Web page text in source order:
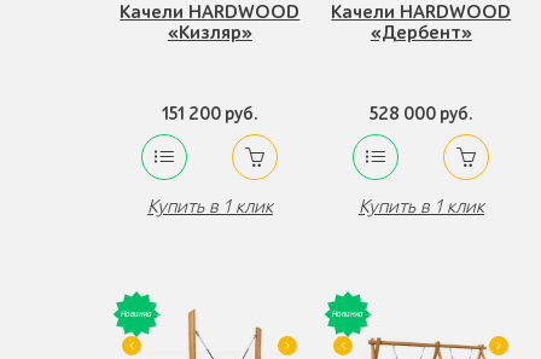
Качели HARDWOOD
«Кизляр»
151 200 руб.
Купить в 1 клик
Качели HARDWOOD
«Дербент»
528 000 руб.
Купить в 1 клик